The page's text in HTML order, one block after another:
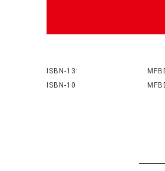
ISBN-13:
ISBN-10